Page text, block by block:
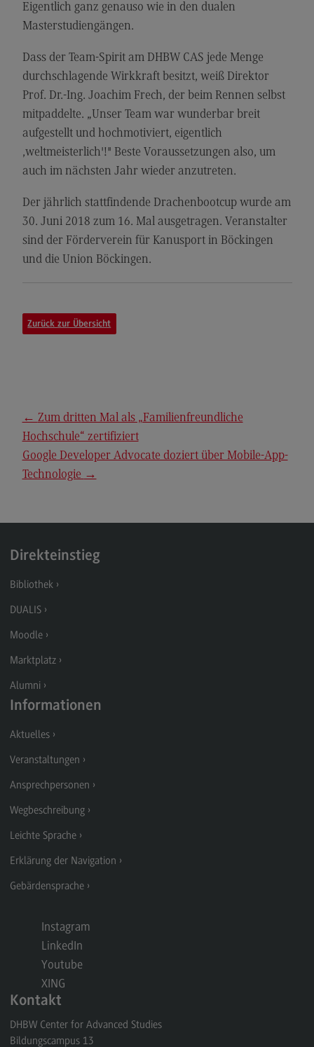
Entrepreneurship
Entrepreneurship
Modulangebot
Berufsperspektiven
Kontakt
Executive Engineering
Executive Engineering
Besonderheiten und Highlights
Berufsperspektiven
Kontakt
Finance
General Business Management
General Business Management
Modulangebot
Governance Sozialer Arbeit
Modulangebot
Berufsperspektiven
Kontakt
Informatik
Informatik
(External link)
Modulangebot
Berufsperspektiven
Integrated Engineering
Integrated Engineering
Rahmenbedingungen
Modulangebot
Berufsperspektiven
Kontakt
Intensive Care
Intensive Care
Eigentlich ganz genauso wie in den dualen
Masterstudiengängen.
Dass der Team-Spirit am DHBW CAS jede Menge
durchschlagende Wirkkraft besitzt, weiß Direktor
Prof. Dr.-Ing. Joachim Frech, der beim Rennen selbst
mitpaddelte. „Unser Team war wunderbar breit
aufgestellt und hochmotiviert, eigentlich
,weltmeisterlich'!" Beste Voraussetzungen also, um
auch im nächsten Jahr wieder anzutreten.
Der jährlich stattfindende Drachenbootcup wurde am
30. Juni 2018 zum 16. Mal ausgetragen. Veranstalter
sind der Förderverein für Kanusport in Böckingen
und die Union Böckingen.
Zurück zur Übersicht
← Zum dritten Mal als „Familienfreundliche
Hochschule“ zertifiziert
Google Developer Advocate doziert über Mobile-App-
Technologie →
Direkteinstieg
Bibliothek
DUALIS
Moodle
Marktplatz
Alumni
Informationen
Aktuelles
Veranstaltungen
Ansprechpersonen
Wegbeschreibung
Leichte Sprache
Erklärung der Navigation
Gebärdensprache
Instagram
LinkedIn
Youtube
XING
Kontakt
DHBW Center for Advanced Studies
Bildungscampus 13